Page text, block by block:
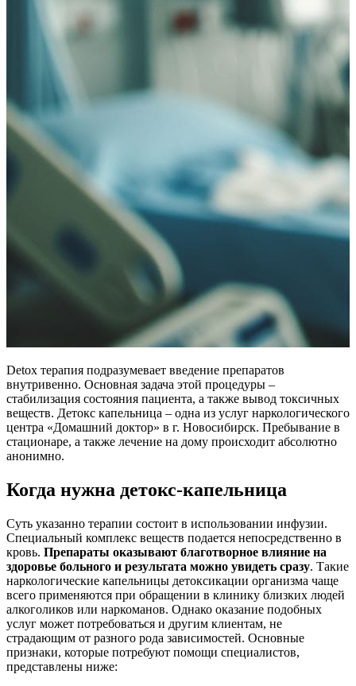
Detox терапия подразумевает введение препаратов
внутривенно. Основная задача этой процедуры –
стабилизация состояния пациента, а также вывод токсичных
веществ. Детокс капельница – одна из услуг наркологического
центра «Домашний доктор» в г. Новосибирск. Пребывание в
стационаре, а также лечение на дому происходит абсолютно
анонимно.
Когда нужна детокс-капельница
Суть указанно терапии состоит в использовании инфузии.
Специальный комплекс веществ подается непосредственно в
кровь. Препараты оказывают благотворное влияние на
здоровье больного и результата можно увидеть сразу. Такие
наркологические капельницы детоксикации организма чаще
всего применяются при обращении в клинику близких людей
алкоголиков или наркоманов. Однако оказание подобных
услуг может потребоваться и другим клиентам, не
страдающим от разного рода зависимостей. Основные
признаки, которые потребуют помощи специалистов,
представлены ниже: